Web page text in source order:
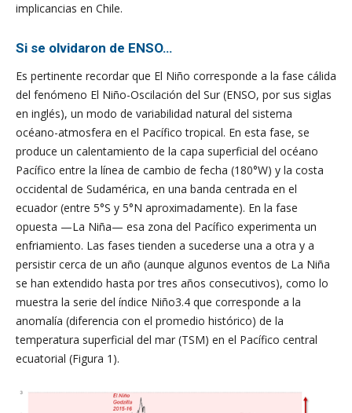
implicancias en Chile.
Si se olvidaron de ENSO…
Es pertinente recordar que El Niño corresponde a la fase cálida
del fenómeno El Niño-Oscilación del Sur (ENSO, por sus siglas
en inglés), un modo de variabilidad natural del sistema
océano-atmosfera en el Pacífico tropical. En esta fase, se
produce un calentamiento de la capa superficial del océano
Pacífico entre la línea de cambio de fecha (180°W) y la costa
occidental de Sudamérica, en una banda centrada en el
ecuador (entre 5°S y 5°N aproximadamente). En la fase
opuesta —La Niña— esa zona del Pacífico experimenta un
enfriamiento. Las fases tienden a sucederse una a otra y a
persistir cerca de un año (aunque algunos eventos de La Niña
se han extendido hasta por tres años consecutivos), como lo
muestra la serie del índice Niño3.4 que corresponde a la
anomalía (diferencia con el promedio histórico) de la
temperatura superficial del mar (TSM) en el Pacífico central
ecuatorial (Figura 1).